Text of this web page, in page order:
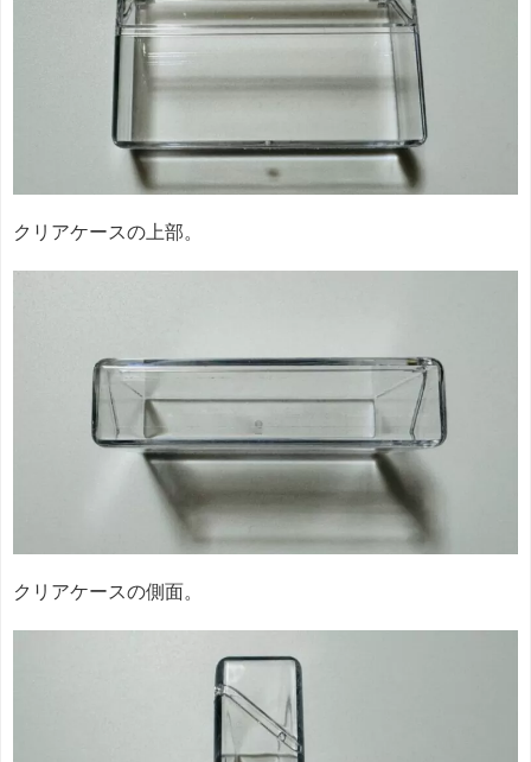
クリアケースの上部。
クリアケースの側面。